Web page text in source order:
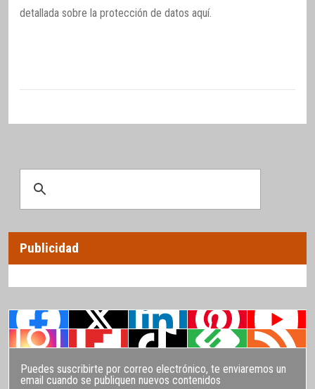
detallada sobre la protección de datos aquí.
Publicidad
Puedes suscribirte por correo electrónico, te enviaremos un
email cuando se publiquen nuevos contenidos